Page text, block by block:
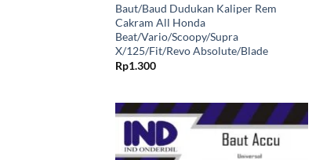
Baut/Baud Dudukan Kaliper Rem
Cakram All Honda
Beat/Vario/Scoopy/Supra
X/125/Fit/Revo Absolute/Blade
Rp1.300
Tambahkan
ke Wishlist